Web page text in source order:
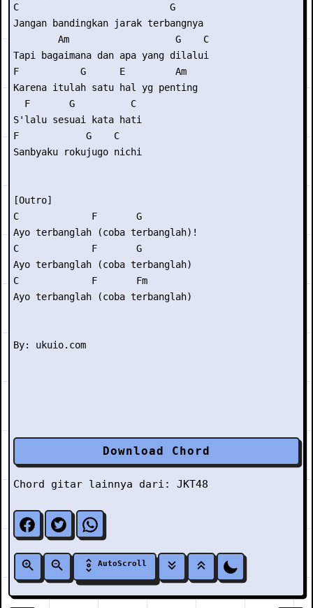
C                           G
Jangan bandingkan jarak terbangnya
        Am                   G    C
Tapi bagaimana dan apa yang dilalui
F           G      E         Am
Karena itulah satu hal yg penting
  F       G          C
S'lalu sesuai kata hati
F            G    C
Sanbyaku rokujugo nichi
[Outro]
C             F       G
Ayo terbanglah (coba terbanglah)!
C             F       G
Ayo terbanglah (coba terbanglah)
C             F       Fm
Ayo terbanglah (coba terbanglah)
Download Chord
Chord gitar lainnya dari: JKT48
AutoScroll